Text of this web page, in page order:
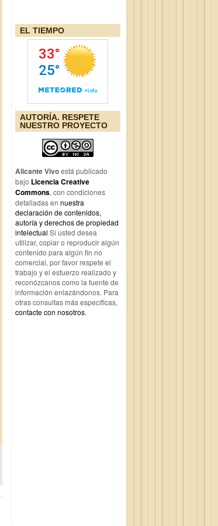
EL TIEMPO
AUTORÍA. RESPETE
NUESTRO PROYECTO
Alicante Vivoestá publicado
bajo Licencia Creative
Commons, con condiciones
detalladas en nuestra
declaración de contenidos,
autoría y derechos de propiedad
intelectual Si usted desea
utilizar, copiar o reproducir algún
contenido para algún fin no
comercial, por favor respete el
trabajo y el esfuerzo realizado y
reconózcanos como la fuente de
información enlazándonos. Para
otras consultas más específicas,
contacte con nosotros.